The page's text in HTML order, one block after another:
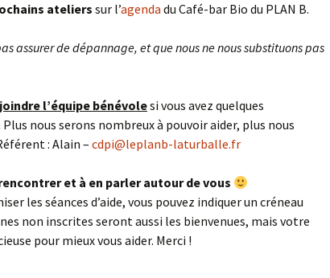
ateliers sur l’agenda du Café-bar Bio du PLAN B.
assurer de dépannage, et que nous ne nous substituons pas
l’équipe bénévolesi vous avez quelques
nous serons nombreux à pouvoir aider, plus nous
: Alain – cdpi@leplanb-laturballe.fr
et à en parler autour de vous
les séances d’aide, vous pouvez indiquer un créneau
non inscrites seront aussi les bienvenues, mais votre
pour mieux vous aider. Merci !